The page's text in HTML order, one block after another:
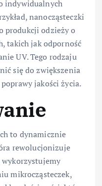
indywidualnych
nanocząsteczki
produkcji odzieży o
takich jak odporność
UV. Tego rodzaju
się do zwiększenia
jakości życia.
to dynamicznie
rewolucjonizuje
mikrocząsteczek,